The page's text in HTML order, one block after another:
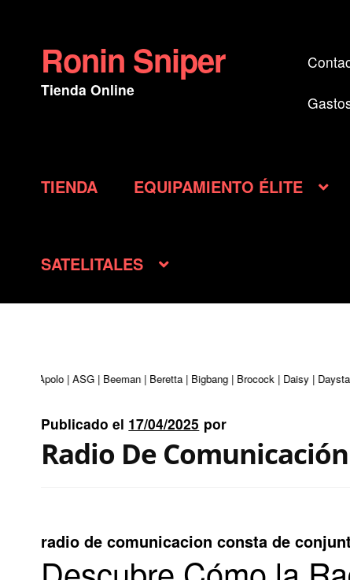
Ir
a
la
Ir
al
contenido
Ronin Sniper
Tienda Online
TIENDA EQUIPAMIENTO ÉLITE
SATELITALES
| Apolo | ASG | Beeman | Beretta | Bigbang | Brocock | Daisy |
Publicado el 17/04/2025 por
Radio De
radio de comunicacion consta de